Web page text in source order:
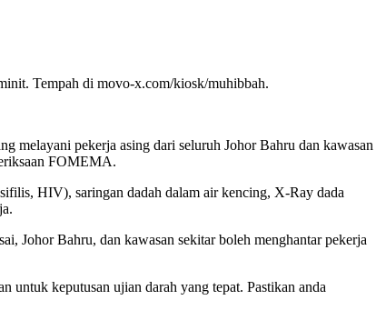
Tempah di movo-x.com/kiosk/muhibbah.
melayani pekerja asing dari seluruh Johor Bahru dan kawasan
FOMEMA.
HIV), saringan dadah dalam air kencing, X-Ray dada
Johor Bahru, dan kawasan sekitar boleh menghantar pekerja
untuk keputusan ujian darah yang tepat. Pastikan anda